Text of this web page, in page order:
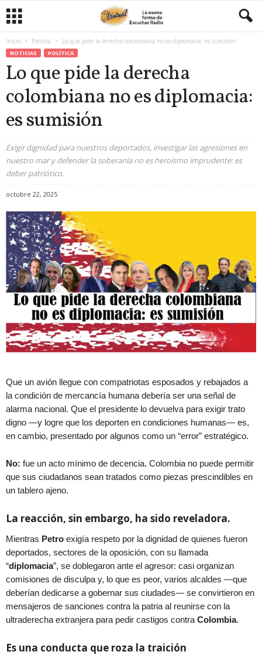
Inicio Política Lo que pide la derecha colombiana no es diplomacia: es sumisión
NOTICIAS POLÍTICA
Lo que pide la derecha
colombiana no es diplomacia:
es sumisión
Exigir dignidad para nuestros deportados, investigar las agresiones en
nuestro mar y defender la soberanía no es heroísmo imprudente: es
deber patriótico.
octubre 22, 2025
Que un avión llegue con compatriotas esposados y rebajados a
la condición de mercancía humana debería ser una señal de
alarma nacional. Que el presidente lo devuelva para exigir trato
digno —y logre que los deporten en condiciones humanas— es,
en cambio, presentado por algunos como un “error” estratégico.
No: fue un acto mínimo de decencia. Colombia no puede permitir
que sus ciudadanos sean tratados como piezas prescindibles en
un tablero ajeno.
La reacción, sin embargo, ha sido reveladora.
Mientras Petro exigía respeto por la dignidad de quienes fueron
deportados, sectores de la oposición, con su llamada
“diplomacia”, se doblegaron ante el agresor: casi organizan
comisiones de disculpa y, lo que es peor, varios alcaldes —que
deberían dedicarse a gobernar sus ciudades— se convirtieron en
mensajeros de sanciones contra la patria al reunirse con la
ultraderecha extranjera para pedir castigos contra Colombia.
Es una conducta que roza la traición